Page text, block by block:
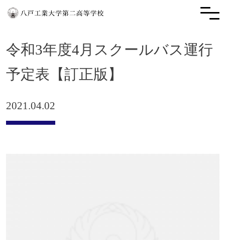
令和3年度4月スクールバス運行
予定表【訂正版】
2021.04.02